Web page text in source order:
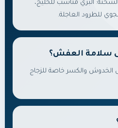
البري مناسب للخليج،
للطرود العاجلة.
سلامة العفش؟
الخدوش والكسر خاصة للزجاج